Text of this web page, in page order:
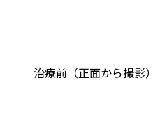
治療前（正面から撮影）